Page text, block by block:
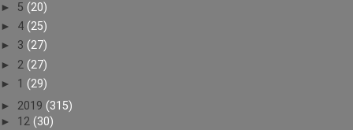
► 5 (20)
► 4 (25)
► 3 (27)
► 2 (27)
► 1 (29)
► 2019 (315)
► 12 (30)